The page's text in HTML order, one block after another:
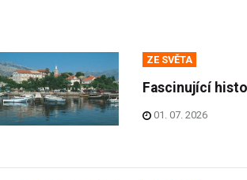
ZE SVĚTA
Fascinující
01. 07. 2026